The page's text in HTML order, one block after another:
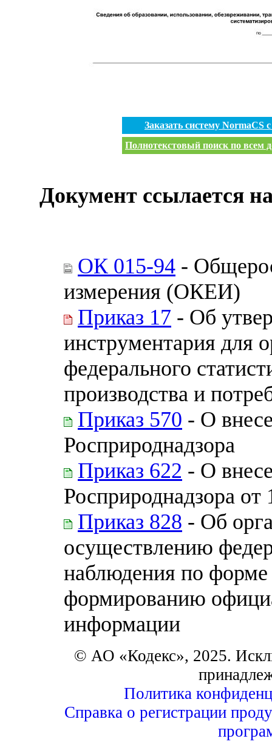
Заказать систему
Полнотекстовый поиск по всем
Документ ссылается
ОК 015-94 -
измерения (ОКЕИ)
Приказ 17 - Об
инструментария для
федерального
производства и
Приказ 570 - О
Росприроднадзора
Приказ 622 - О
Росприроднадзора от
Приказ 828 - Об
осуществлению
наблюдения по
формированию
информации
© АО «Кодекс», 2025.
Политика
Справка о регистрации